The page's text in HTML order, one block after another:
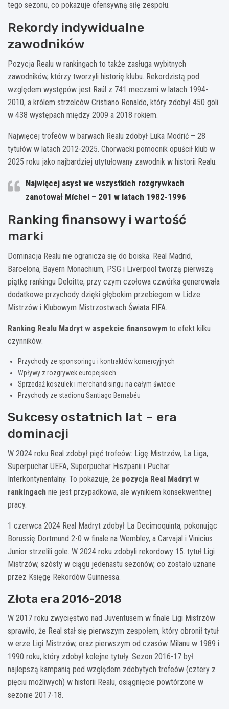
tego sezonu, co pokazuje ofensywną siłę zespołu.
Rekordy indywidualne
zawodników
Pozycja Realu w rankingach to także zasługa wybitnych
zawodników, którzy tworzyli historię klubu. Rekordzistą pod
względem występów jest Raúl z 741 meczami w latach 1994-
2010, a królem strzelców Cristiano Ronaldo, który zdobył 450 goli
w 438 występach między 2009 a 2018 rokiem.
Najwięcej trofeów w barwach Realu zdobył Luka Modrić – 28
tytułów w latach 2012-2025. Chorwacki pomocnik opuścił klub w
2025 roku jako najbardziej utytułowany zawodnik w historii Realu.
Najwięcej asyst we wszystkich rozgrywkach
zanotował Míchel – 201 w latach 1982-1996
Ranking finansowy i wartość
marki
Dominacja Realu nie ogranicza się do boiska. Real Madrid,
Barcelona, Bayern Monachium, PSG i Liverpool tworzą pierwszą
piątkę rankingu Deloitte, przy czym czołowa czwórka generowała
dodatkowe przychody dzięki głębokim przebiegom w Lidze
Mistrzów i Klubowym Mistrzostwach Świata FIFA.
Ranking Realu Madryt w aspekcie finansowym to efekt kilku
czynników:
Przychody ze sponsoringu i kontraktów komercyjnych
Wpływy z rozgrywek europejskich
Sprzedaż koszulek i merchandisingu na całym świecie
Przychody ze stadionu Santiago Bernabéu
Sukcesy ostatnich lat – era
dominacji
W 2024 roku Real zdobył pięć trofeów: Ligę Mistrzów, La Liga,
Superpuchar UEFA, Superpuchar Hiszpanii i Puchar
Interkontynentalny. To pokazuje, że pozycja Real Madryt w
rankingach nie jest przypadkowa, ale wynikiem konsekwentnej
pracy.
1 czerwca 2024 Real Madryt zdobył La Decimoquinta, pokonując
Borussię Dortmund 2-0 w finale na Wembley, a Carvajal i Vinicius
Junior strzelili gole. W 2024 roku zdobyli rekordowy 15. tytuł Ligi
Mistrzów, szósty w ciągu jedenastu sezonów, co zostało uznane
przez Księgę Rekordów Guinnessa.
Złota era 2016-2018
W 2017 roku zwycięstwo nad Juventusem w finale Ligi Mistrzów
sprawiło, że Real stał się pierwszym zespołem, który obronił tytuł
w erze Ligi Mistrzów, oraz pierwszym od czasów Milanu w 1989 i
1990 roku, który zdobył kolejne tytuły. Sezon 2016-17 był
najlepszą kampanią pod względem zdobytych trofeów (cztery z
pięciu możliwych) w historii Realu, osiągnięcie powtórzone w
sezonie 2017-18.